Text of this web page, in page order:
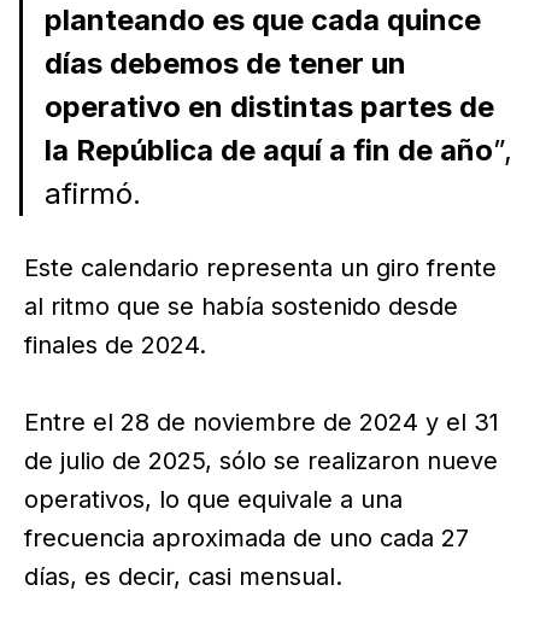
planteando es que cada quince
días debemos de tener un
operativo en distintas partes de
la República de aquí a fin de año”,
afirmó.
Este calendario representa un giro frente
al ritmo que se había sostenido desde
finales de 2024.
Entre el 28 de noviembre de 2024 y el 31
de julio de 2025, sólo se realizaron nueve
operativos, lo que equivale a una
frecuencia aproximada de uno cada 27
días, es decir, casi mensual.